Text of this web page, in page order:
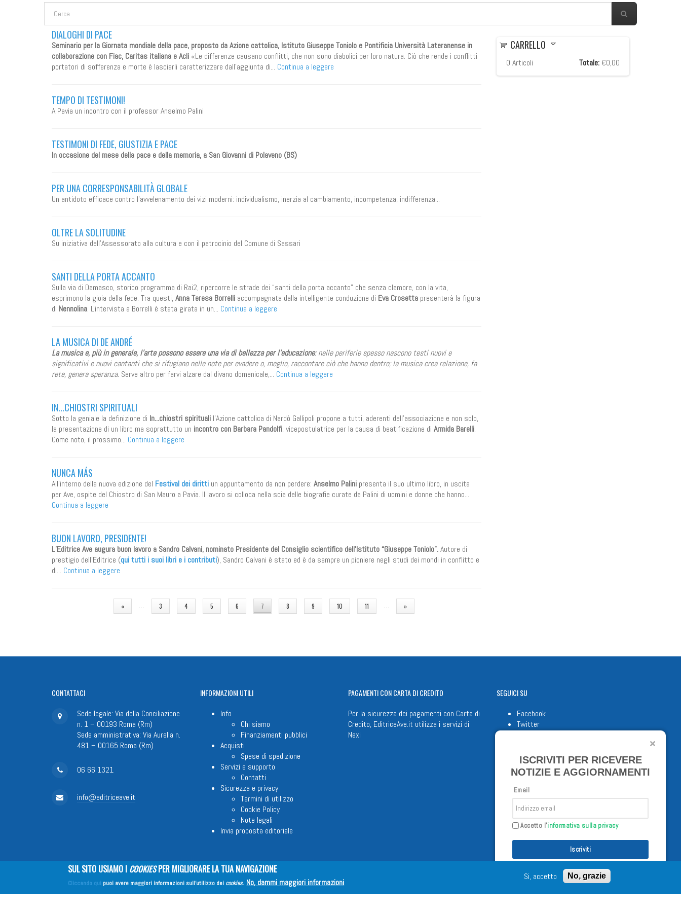
FORM DI RICERCA
DIALOGHI DI PACE
Seminario per la Giornata mondiale della pace, proposto da Azione cattolica, Istituto Giuseppe Toniolo e Pontificia Università Lateranense in
collaborazione con Fiac, Caritas italiana e Acli «Le differenze causano conflitti, che non sono diabolici per loro natura. Ciò che rende i conflitti
portatori di sofferenza e morte è lasciarli caratterizzare dall’aggiunta di... Continua a leggere
TEMPO DI TESTIMONI!
A Pavia un incontro con il professor Anselmo Palini
TESTIMONI DI FEDE, GIUSTIZIA E PACE
In occasione del mese della pace e della memoria, a San Giovanni di Polaveno (BS)
PER UNA CORRESPONSABILITÀ GLOBALE
Un antidoto efficace contro l'avvelenamento dei vizi moderni: individualismo, inerzia al cambiamento, incompetenza, indifferenza...
OLTRE LA SOLITUDINE
Su iniziativa dell'Assessorato alla cultura e con il patrocinio del Comune di Sassari
SANTI DELLA PORTA ACCANTO
Sulla via di Damasco, storico programma di Rai2, ripercorre le strade dei “santi della porta accanto” che senza clamore, con la vita,
esprimono la gioia della fede. Tra questi, Anna Teresa Borrelli accompagnata dalla intelligente conduzione di Eva Crosetta presenterà la figura
di Nennolina. L'intervista a Borrelli è stata girata in un... Continua a leggere
LA MUSICA DI DE ANDRÉ
La musica e, più in generale, l’arte possono essere una via di bellezza per l’educazione: nelle periferie spesso nascono testi nuovi e
significativi e nuovi cantanti che si rifugiano nelle note per evadere o, meglio, raccontare ciò che hanno dentro; la musica crea relazione, fa
rete, genera speranza. Serve altro per farvi alzare dal divano domenicale,... Continua a leggere
IN...CHIOSTRI SPIRITUALI
Sotto la geniale la definizione di In...chiostri spirituali l'Azione cattolica di Nardò Gallipoli propone a tutti, aderenti dell'associazione e non solo,
la presentazione di un libro ma soprattutto un incontro con Barbara Pandolfi, vicepostulatrice per la causa di beatificazione di Armida Barelli.
Come noto, il prossimo... Continua a leggere
NUNCA MÁS
All'interno della nuova edizione del Festival dei diritti un appuntamento da non perdere: Anselmo Palini presenta il suo ultimo libro, in uscita
per Ave, ospite del Chiostro di San Mauro a Pavia. Il lavoro si colloca nella scia delle biografie curate da Palini di uomini e donne che hanno...
Continua a leggere
BUON LAVORO, PRESIDENTE!
L’Editrice Ave augura buon lavoro a Sandro Calvani, nominato Presidente del Consiglio scientifico dell’Istituto “Giuseppe Toniolo”.Autore di
prestigio dell’Editrice (qui tutti i suoi libri e i contributi), Sandro Calvani è stato ed è da sempre un pioniere negli studi dei mondi in conflitto e
di... Continua a leggere
« … 3 4 5 6 7 8 9 10 11 … »
CARRELLO
0 Articoli Totale: €0,00
CONTATTACI
Sede legale: Via della Conciliazione
n. 1 – 00193 Roma (Rm)
Sede amministrativa: Via Aurelia n.
481 – 00165 Roma (Rm)
06 66 1321
info@editriceave.it
INFORMAZIONIUTILI
Info
Chi siamo
Finanziamenti pubblici
Acquisti
Spese di spedizione
Servizi e supporto
Contatti
Sicurezza e privacy
Termini di utilizzo
Cookie Policy
Note legali
Invia proposta editoriale
PAGAMENTICON CARTA DI CREDITO
Per la sicurezza dei pagamenti con Carta di
Credito, EditriceAve.it utilizza i servizi di
Nexi
SEGUICISU
Facebook
Twitter
Fondazione Apostolicam Actuositatem ETS © 2023 - P.I. 05398481001 - C.F 96306220581 - REA 888781 del 23/02/98 - Tutti i diritti riservati
ISCRIVITI PER RICEVERE
NOTIZIE E AGGIORNAMENTI
Email
Accetto l'informativa sulla privacy
Iscriviti
SUL SITO USIAMO I COOKIESPER MIGLIORARE LA TUA NAVIGAZIONE
Cliccando qui puoi avere maggiori informazioni sull'utilizzo dei cookies. No, dammi maggiori informazioni
Si, accetto No, grazie